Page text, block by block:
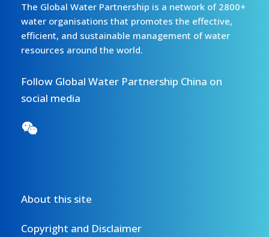
The Global Water Partnership is a network of 2800+
water organisations that promotes the effective,
efficient, and sustainable management of water
resources around the world.
Follow Global Water Partnership China on
social media
About this site
Copyright and Disclaimer